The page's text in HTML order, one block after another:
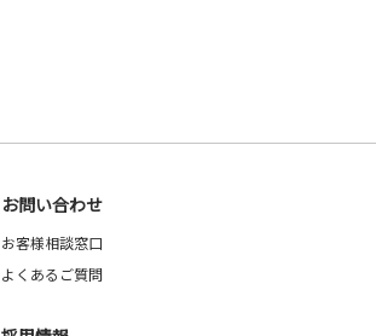
お問い合わせ
お客様相談窓口
よくあるご質問